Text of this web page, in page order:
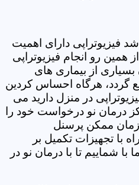
فیزیوتراپی دارای اهمیت
همین رو انجام فیزیوتراپی
از بیماری های
گردد، هرگاه احساس کردین
در منزل دارید می
درمان نو درخواست خود را
زمان ممکن پرسنل
با تجهیزات تکمیل بر
با شماییم تا با درمان نو در